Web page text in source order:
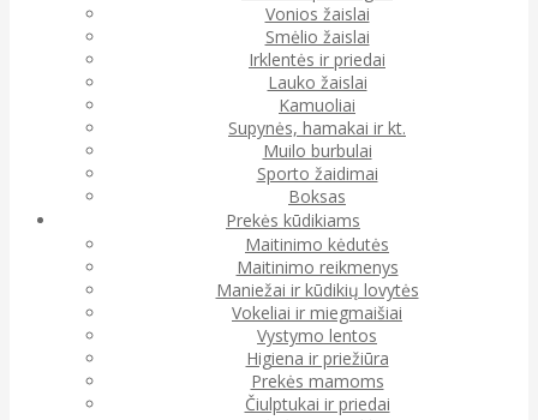
Vonios žaislai
Smėlio žaislai
Irklentės ir priedai
Lauko žaislai
Kamuoliai
Supynės, hamakai ir kt.
Muilo burbulai
Sporto žaidimai
Boksas
Prekės kūdikiams
Maitinimo kėdutės
Maitinimo reikmenys
Maniežai ir kūdikių lovytės
Vokeliai ir miegmaišiai
Vystymo lentos
Higiena ir priežiūra
Prekės mamoms
Čiulptukai ir priedai